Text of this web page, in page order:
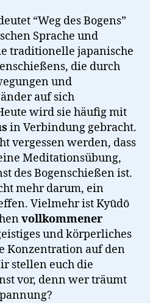
oder
Kampfkunst?
“Weg des Bogens”
Sprache und
traditionelle japanische
die durch
und
auf sich
wird sie häufig mit
in Verbindung gebracht.
vergessen werden, dass
Meditationsübung,
des Bogenschießen ist.
mehr darum, ein
Vielmehr ist Kyūdō
vollkommener
und körperliches
Konzentration auf den
stellen euch die
vor, denn wer träumt